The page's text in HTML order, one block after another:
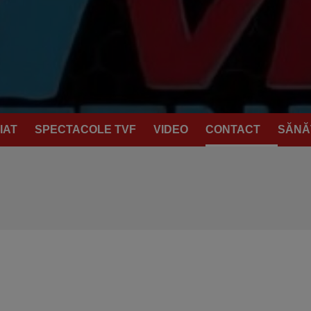
SPECTACOLE TVF VIDEO CONTACT